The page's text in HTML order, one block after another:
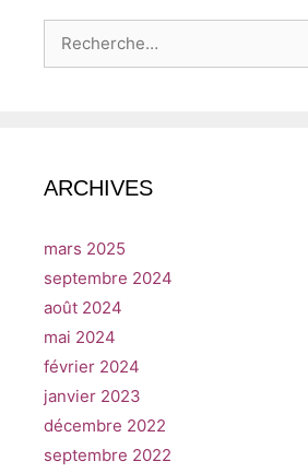
ARCHIVES
mars 2025
septembre 2024
août 2024
mai 2024
février 2024
janvier 2023
décembre 2022
septembre 2022